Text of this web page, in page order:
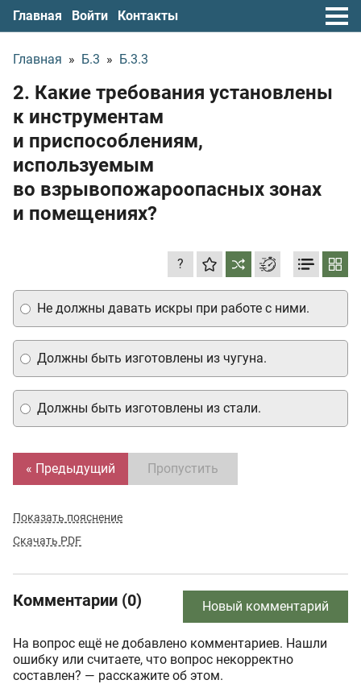
Главная Войти Контакты
Главная » Б.3 » Б.3.3
2. Какие требования установлены
к инструментам
и приспособлениям,
используемым
во взрывопожароопасных зонах
и помещениях?
?
Должны быть изготовлены из чугуна.
Должны быть изготовлены из стали.
Не должны давать искры при работе с ними.
« Предыдущий Пропустить
Показать пояснение
Скачать PDF
Комментарии (0) Новый комментарий
На вопрос ещё не добавлено комментариев. Нашли
ошибку или считаете, что вопрос некорректно
составлен? — расскажите об этом.